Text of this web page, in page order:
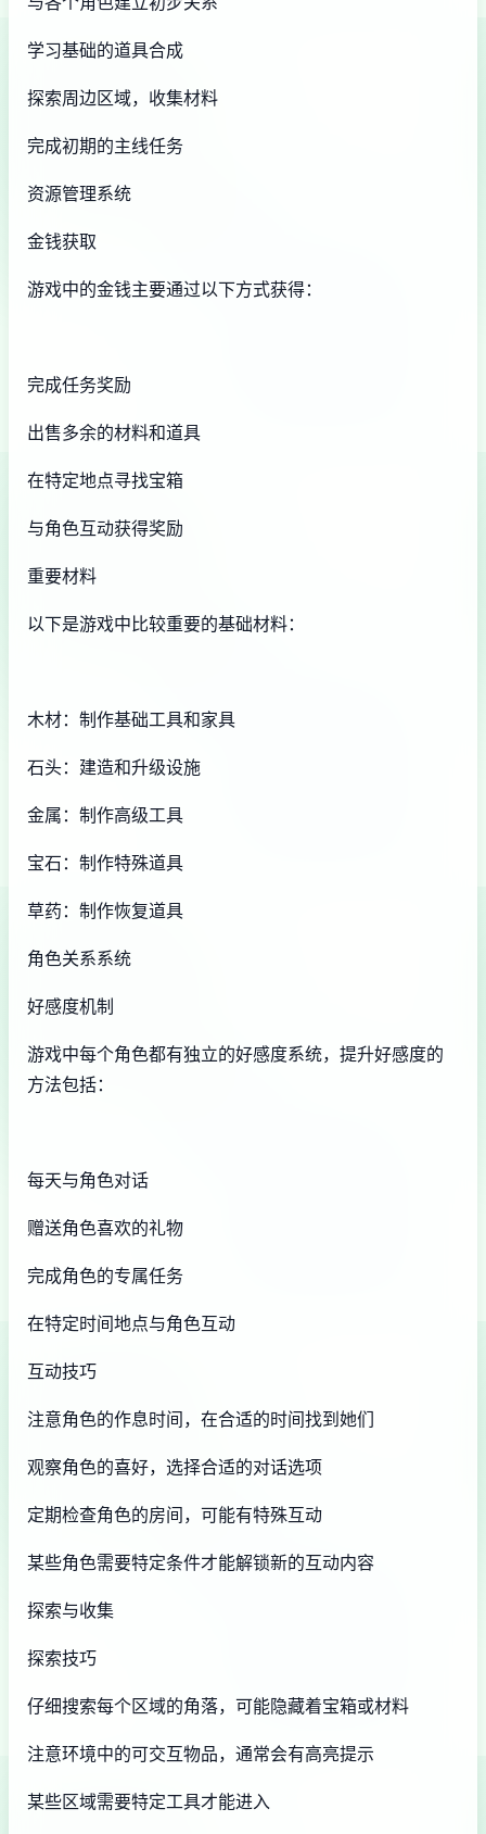
学习基础的道具合成
探索周边区域，收集材料
完成初期的主线任务
资源管理系统
金钱获取
游戏中的金钱主要通过以下方式获得：
完成任务奖励
出售多余的材料和道具
在特定地点寻找宝箱
与角色互动获得奖励
重要材料
以下是游戏中比较重要的基础材料：
木材：制作基础工具和家具
石头：建造和升级设施
金属：制作高级工具
宝石：制作特殊道具
草药：制作恢复道具
角色关系系统
好感度机制
游戏中每个角色都有独立的好感度系统，提升好感度的
方法包括：
每天与角色对话
赠送角色喜欢的礼物
完成角色的专属任务
在特定时间地点与角色互动
互动技巧
注意角色的作息时间，在合适的时间找到她们
观察角色的喜好，选择合适的对话选项
定期检查角色的房间，可能有特殊互动
某些角色需要特定条件才能解锁新的互动内容
探索与收集
探索技巧
仔细搜索每个区域的角落，可能隐藏着宝箱或材料
注意环境中的可交互物品，通常会有高亮提示
某些区域需要特定工具才能进入